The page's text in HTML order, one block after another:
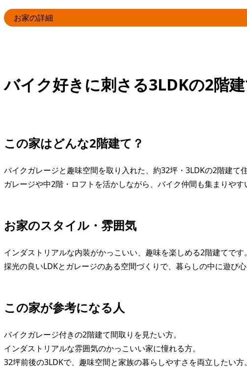
お家の詳細
バイク好きに刺さる3LDKの2階
この家はどんな2階建て？
バイクガレージと趣味空間を取り入れた、約32坪・3LDKの2階建て住
ガレージや中2階・ロフトを活かしながら、バイク仲間も集まりやす
お家のスタイル・雰囲気
インダストリアルな内装がかっこいい、趣味を楽しめる2階建てです。
採光の良いLDKとガレージのある空間づくりで、暮らしの中に遊び
この家が参考になる人
バイクガレージ付きの2階建て間取りを見たい方。
インダストリアルな雰囲気のかっこいい家に憧れる方。
32坪前後の3LDKで、趣味空間と家族の暮らしやすさを両立したい方。